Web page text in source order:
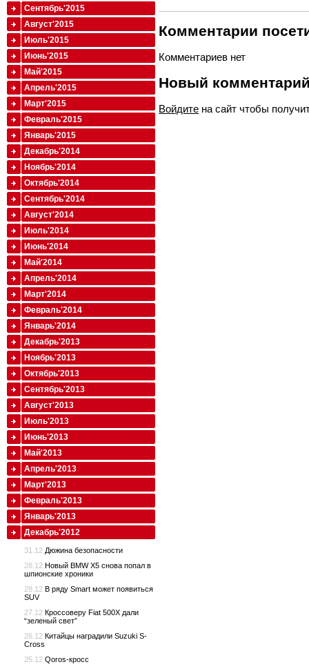
Комментарии
Комментариев нет
Новый
Войдите на сайт чтобы
Сентябрь'2015
Август'2015
Июль'2015
Июнь'2015
Май'2015
Апрель'2015
Март'2015
Февраль'2015
Январь'2015
Декабрь'2014
Ноябрь'2014
Октябрь'2014
Сентябрь'2014
Август'2014
Июль'2014
Июнь'2014
Май'2014
Апрель'2014
Март'2014
Февраль'2014
Январь'2014
Декабрь'2013
Ноябрь'2013
Октябрь'2013
Сентябрь'2013
Август'2013
Июль'2013
Июнь'2013
Май'2013
Апрель'2013
Март'2013
Февраль'2013
Январь'2013
Декабрь'2012
31.12 Дюжина безопасности
28.12 Новый BMW X5 снова попал в
шпионские хроники
28.12 В ряду Smart может появиться
SUV
27.12 Кроссоверу Fiat 500X дали
“зеленый свет”
26.12 Китайцы наградили Suzuki S-
Cross
25.12 Qoros-кросс